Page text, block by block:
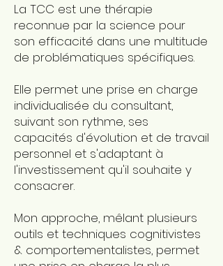
La TCC est une thérapie
reconnue par la science pour
son efficacité dans une multitude
de problématiques spécifiques.
Elle permet une prise en charge
individualisée du consultant,
suivant son rythme, ses
capacités d'évolution et de travail
personnel et s'adaptant à
l'investissement qu'il souhaite y
consacrer.
Mon approche, mêlant plusieurs
outils et techniques cognitivistes
& comportementalistes, permet